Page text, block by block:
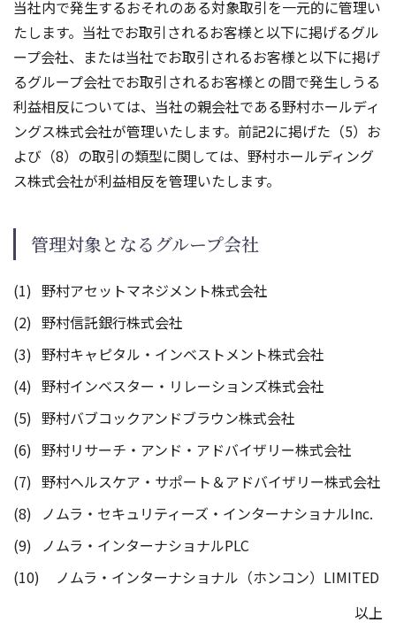
当社内で発生するおそれのある対象取引を一元的に管理い
たします。当社でお取引されるお客様と以下に掲げるグル
ープ会社、または当社でお取引されるお客様と以下に掲げ
るグループ会社でお取引されるお客様との間で発生しうる
利益相反については、当社の親会社である野村ホールディ
ングス株式会社が管理いたします。前記2に掲げた（5）お
よび（8）の取引の類型に関しては、野村ホールディング
ス株式会社が利益相反を管理いたします。
管理対象となるグループ会社
野村アセットマネジメント株式会社
野村信託銀行株式会社
野村キャピタル・インベストメント株式会社
野村インベスター・リレーションズ株式会社
野村バブコックアンドブラウン株式会社
野村リサーチ・アンド・アドバイザリー株式会社
野村ヘルスケア・サポート＆アドバイザリー株式会社
ノムラ・セキュリティーズ・インターナショナルInc.
ノムラ・インターナショナルPLC
ノムラ・インターナショナル（ホンコン）LIMITED
以上